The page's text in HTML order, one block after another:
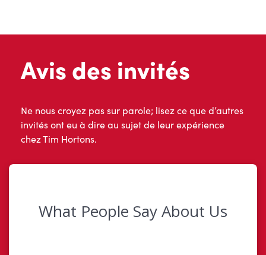
Avis des invités
Ne nous croyez pas sur parole; lisez ce que d’autres
invités ont eu à dire au sujet de leur expérience
chez Tim Hortons.